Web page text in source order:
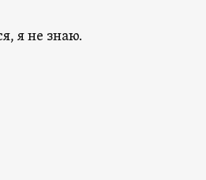
я не знаю.